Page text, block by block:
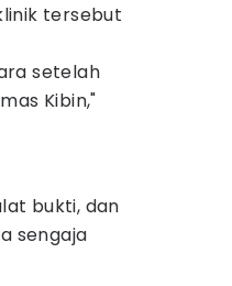
tersebut
setelah
Kibin,"
bukti, dan
sengaja